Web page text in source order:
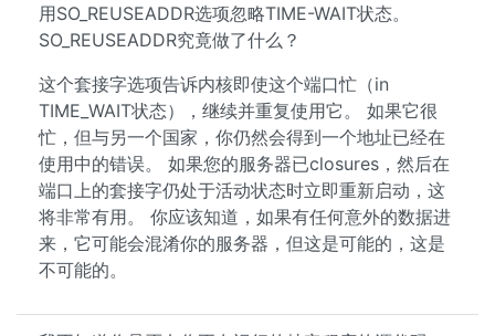
用SO_REUSEADDR选项忽略TIME-WAIT状态。
SO_REUSEADDR究竟做了什么？
这个套接字选项告诉内核即使这个端口忙（in
TIME_WAIT状态），继续并重复使用它。 如果它很
忙，但与另一个国家，你仍然会得到一个地址已经在
使用中的错误。 如果您的服务器已closures，然后在
端口上的套接字仍处于活动状态时立即重新启动，这
将非常有用。 你应该知道，如果有任何意外的数据进
来，它可能会混淆你的服务器，但这是可能的，这是
不可能的。